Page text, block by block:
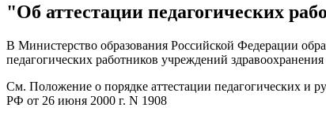
"Об аттестации педагогических
В Министерство образования Российской Федерации
педагогических работников учреждений
См. Положение о порядке аттестации педагогических и
РФ от 26 июня 2000 г. N 1908